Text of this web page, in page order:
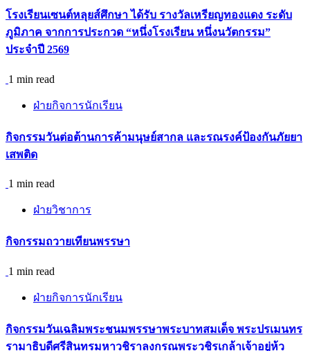
โรงเรียนเซนต์หลุยส์ศึกษา ได้รับ รางวัลเหรียญทองแดง ระดับ
ภูมิภาค จากการประกวด “หนึ่งโรงเรียน หนึ่งนวัตกรรม”
ประจำปี 2569
1 min read
ฝ่ายกิจการนักเรียน
กิจกรรม​วันต่อต้านการค้ามนุษย์สากล และรณรงค์ป้องกันภัยยา
เสพติด
1 min read
ฝ่ายวิชาการ
กิจกรรมถวายเทียนพรรษา
1 min read
ฝ่ายกิจการนักเรียน
กิจกรรมวันเฉลิมพระชนมพรรษาพระบาทสมเด็จ พระปรเมนทร
รามาธิบดีศรีสินทรมหาวชิราลงกรณพระวชิรเกล้าเจ้าอยู่ห้ว